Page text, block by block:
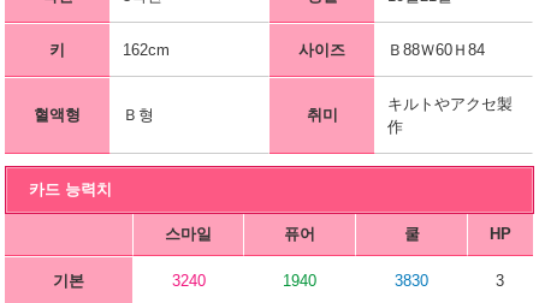
키 162cm 사이즈 Ｂ88Ｗ60Ｈ84
혈액형 Ｂ형 취미
キルトやアクセ製
作
카드 능력치
스마일 퓨어 쿨 HP
기본 3240 1940 3830 3